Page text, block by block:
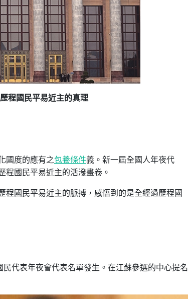
程國民平易近主的真理
國度的應有之包養條件義。新一屆全國人年夜代
程國民平易近主的活潑畫卷。
國民平易近主的脈搏，感悟到的是全經過歷程國
民代表年夜會代表名單發生。在江蘇參選的中心提名